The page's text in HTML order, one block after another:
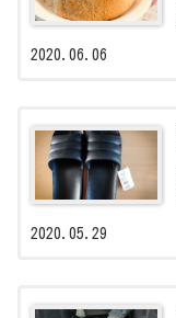
2020.06.06
2020.05.29